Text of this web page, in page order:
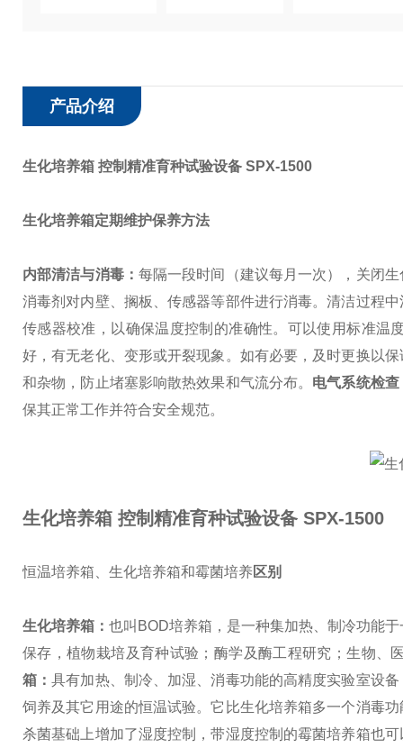
产品介绍
生化培养箱 控制精准育种试验设备 SPX-1500
生化培养箱定期维护保养方法
内部清洁与消毒： 每隔一段时间（建议每月一次），关闭
消毒剂对内壁、搁板、传感器等部件进行消毒。清洁过程
传感器校准，以确保温度控制的准确性。可以使用标准温
好，有无老化、变形或开裂现象。如有必要，及时更换以
和杂物，防止堵塞影响散热效果和气流分布。 电气系统检查
保其正常工作并符合安全规范。
生化培养箱 控制精准育种试验设备 SPX-1500
恒温培养箱、生化培养箱和霉菌培养区别
生化培养箱：也叫BOD培养箱，是一种集加热、制冷功能
保存，植物栽培及育种试验；酶学及酶工程研究；生物、
箱：具有加热、制冷、加湿、消毒功能的高精度实验室设
饲养及其它用途的恒温试验。它比生化培养箱多一个消毒
杀菌基础上增加了湿度控制，带湿度控制的霉菌培养箱也